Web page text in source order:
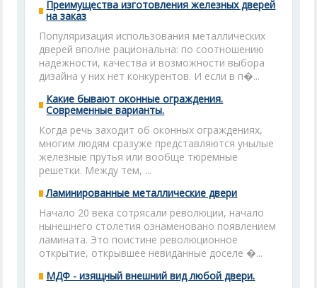
Преимущества изготовления железных дверей
на заказ
Популяризация использования металлических
дверей вполне рациональна: по соотношению
надежности, качества и возможности выбора
дизайна у них нет конкурентов. И если в п�...
Какие бывают оконные ограждения.
Современные варианты.
Когда речь заходит об оконных ограждениях,
многим людям сразуже представляются унылые
железные прутья или вообще тюремные
решетки. Между тем, ...
Ламинированные металлические двери
Начало 20 века сотрясали революции, начало
нынешнего столетия ознаменовано появлением
ламината. Это поистине революционное
открытие, открывшее невиданные доселе �...
МДФ - изящный внешний вид любой двери.